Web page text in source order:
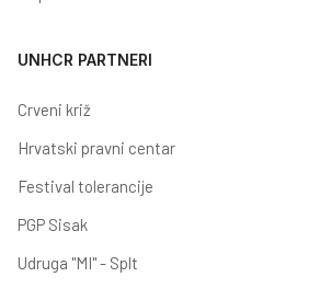
UNHCR PARTNERI
Crveni križ
Hrvatski pravni centar
Festival tolerancije
PGP Sisak
Udruga "MI" - Splt